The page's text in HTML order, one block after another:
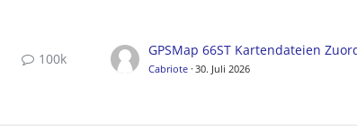
100k
Cabriote 30. Juli 2026